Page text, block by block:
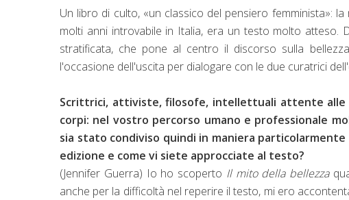
Un libro di culto, «un classico del pensiero femminista»:
molti anni introvabile in Italia, era un testo molto atteso.
stratificata, che pone al centro il discorso sulla
l'occasione dell'uscita per dialogare con le due curatrici
Scrittrici, attiviste, filosofe, intellettuali attente alle
corpi: nel vostro percorso umano e professionale
sia stato condiviso quindi in maniera
edizione e come vi siete approcciate al testo?
(Jennifer Guerra) Io ho scoperto Il mito della bellezza
anche per la difficoltà nel reperire il testo, mi ero